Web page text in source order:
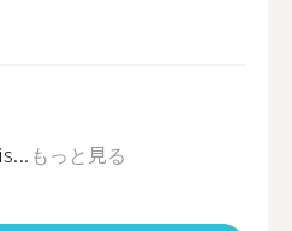
もっと見る